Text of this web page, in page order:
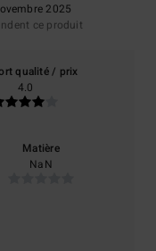
2025
ce produit
qualité / prix
4.0
Matière
NaN